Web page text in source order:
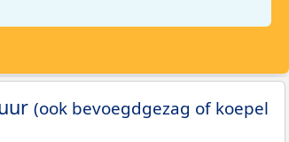
(ook bevoegdgezag of koepel